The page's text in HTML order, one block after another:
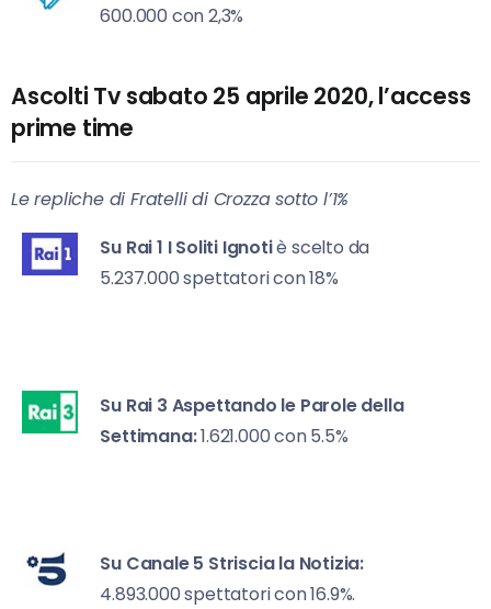
600.000 con 2,3%
Ascolti Tv sabato 25 aprile 2020, l’access
prime time
Le repliche di Fratelli di Crozza sotto l’1%
Su Rai 1 I Soliti Ignotiè scelto da
5.237.000 spettatori con 18%
Su Rai 3 Aspettando le Parole della
Settimana:1.621.000 con 5.5%
Su Canale 5 Striscia la Notizia:
4.893.000 spettatori con 16.9%.